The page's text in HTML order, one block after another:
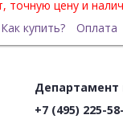
точную цену и
Как купить? Оплата
+7 (495) 225-